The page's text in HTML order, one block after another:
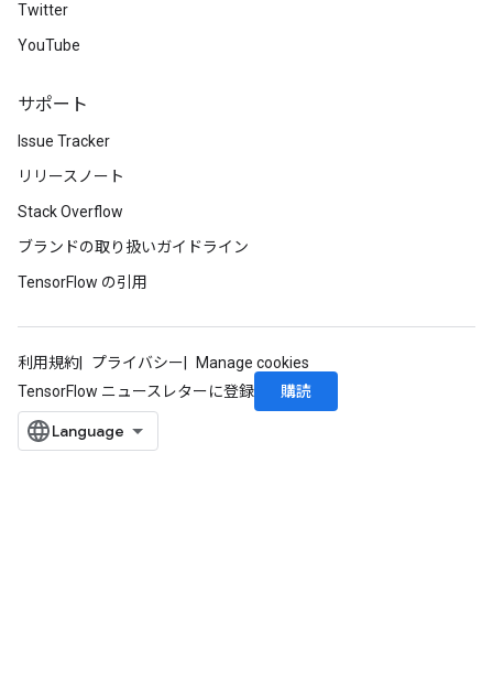
Twitter
YouTube
サポート
Issue Tracker
リリースノート
Stack Overflow
ブランドの取り扱いガイドライン
TensorFlow の引用
利用規約 プライバシー
Manage cookies
TensorFlow ニュースレターに登録
購読